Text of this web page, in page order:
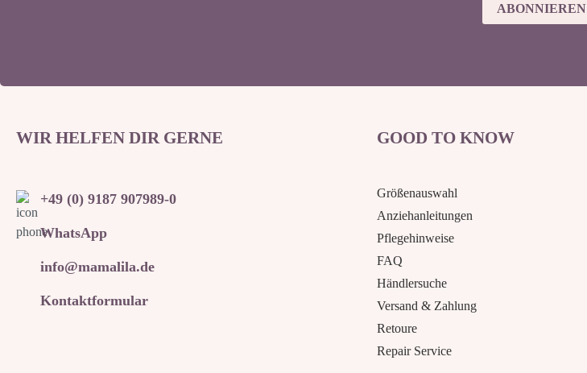
ABONNIEREN
WIR HELFEN DIR GERNE
+49 (0) 9187 907989-0
WhatsApp
info@mamalila.de
Kontaktformular
GOOD TO KNOW
Größenauswahl
Anziehanleitungen
Pflegehinweise
FAQ
Händlersuche
Versand & Zahlung
Retoure
Repair Service